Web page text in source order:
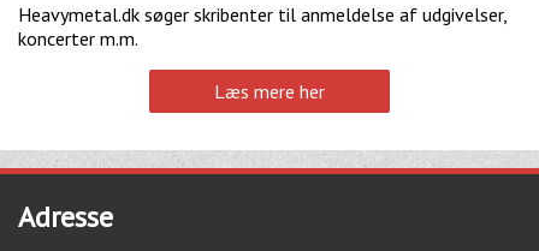
Heavymetal.dk søger skribenter til anmeldelse af udgivelser,
koncerter m.m.
Læs mere her
Adresse